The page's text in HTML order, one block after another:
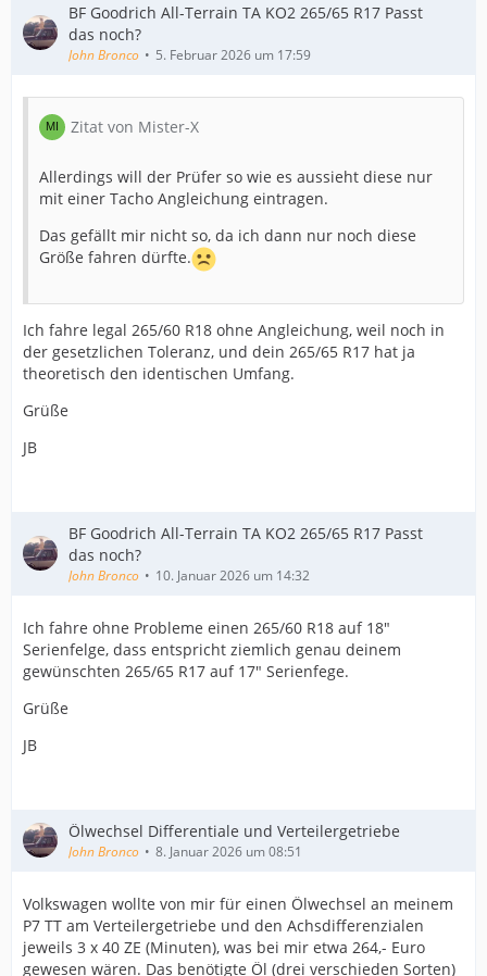
Grüße
Marco
BF Goodrich All-Terrain TA KO2 265/65 R17 Passt
das noch?
John Bronco 5. Februar 2026 um 17:59
Zitat von Mister-X
Allerdings will der Prüfer so wie es aussieht diese nur
mit einer Tacho Angleichung eintragen.
Das gefällt mir nicht so, da ich dann nur noch diese
Größe fahren dürfte.
Ich fahre legal 265/60 R18 ohne Angleichung, weil noch in
der gesetzlichen Toleranz, und dein 265/65 R17 hat ja
theoretisch den identischen Umfang.
Grüße
JB
BF Goodrich All-Terrain TA KO2 265/65 R17 Passt
das noch?
John Bronco 10. Januar 2026 um 14:32
Ich fahre ohne Probleme einen 265/60 R18 auf 18"
Serienfelge, dass entspricht ziemlich genau deinem
gewünschten 265/65 R17 auf 17" Serienfege.
Grüße
JB
Ölwechsel Differentiale und Verteilergetriebe
John Bronco 8. Januar 2026 um 08:51
Volkswagen wollte von mir für einen Ölwechsel an meinem
P7 TT am Verteilergetriebe und den Achsdifferenzialen
jeweils 3 x 40 ZE (Minuten), was bei mir etwa 264,- Euro
gewesen wären. Das benötigte Öl (drei verschieden Sorten)